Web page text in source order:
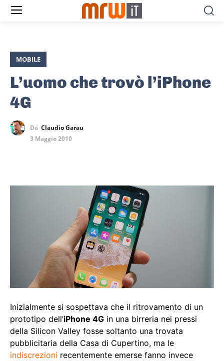
MOBILE
L’uomo che trovò l’iPhone
4G
Da Claudio Garau
3 Maggio 2010
Inizialmente si sospettava che il ritrovamento di un
prototipo dell’iPhone 4G in una birreria nei pressi
della Silicon Valley fosse soltanto una trovata
pubblicitaria della Casa di Cupertino, ma le
indiscrezioni recentemente emerse fanno invece